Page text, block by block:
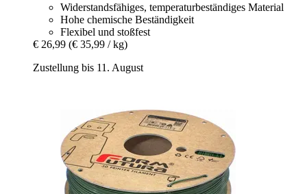
Widerstandsfähiges, temperaturbeständiges Material
Hohe chemische Beständigkeit
Flexibel und stoßfest
€ 26,99 (€ 35,99 / kg)
Zustellung bis 11. August